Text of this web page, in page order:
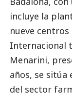
incluye la
nueve
Internacional
Menarini,
años, se sitúa
del sector